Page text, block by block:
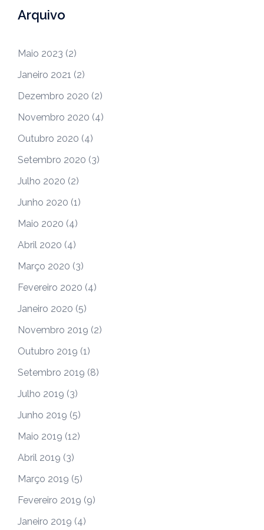
Arquivo
Maio 2023 (2)
Janeiro 2021 (2)
Dezembro 2020 (2)
Novembro 2020 (4)
Outubro 2020 (4)
Setembro 2020 (3)
Julho 2020 (2)
Junho 2020 (1)
Maio 2020 (4)
Abril 2020 (4)
Março 2020 (3)
Fevereiro 2020 (4)
Janeiro 2020 (5)
Novembro 2019 (2)
Outubro 2019 (1)
Setembro 2019 (8)
Julho 2019 (3)
Junho 2019 (5)
Maio 2019 (12)
Abril 2019 (3)
Março 2019 (5)
Fevereiro 2019 (9)
Janeiro 2019 (4)